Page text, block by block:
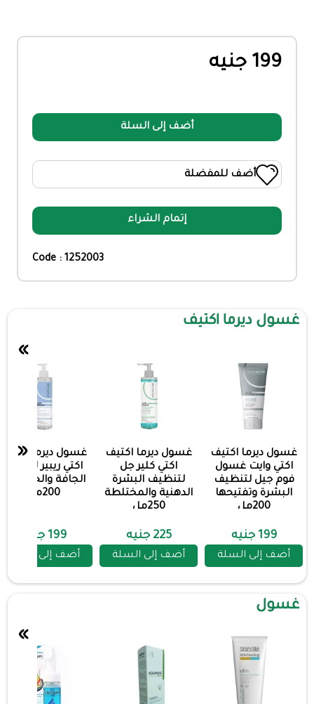
199 جنيه
أضف إلى السلة
أضف للمفضلة
إتمام الشراء
Code : 1252003
غسول ديرما اكتيف
غسول ديرما اكتيف
اكتي وايت غسول
فوم جيل لتنظيف
البشرة وتفتيحها
200مل
199 جنيه
أضف إلى السلة
غسول ديرما اكتيف
اكتي كلير جل
لتنظيف البشرة
الدهنية والمختلطة
250مل
225 جنيه
أضف إلى السلة
غسول ديرما اكتيف
اكتي ريبير للبشرة
الجافة والحساسة
200مل
199 جنيه
أضف إلى السلة
»
«
غسول
»